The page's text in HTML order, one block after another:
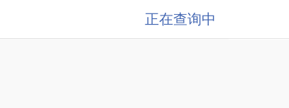
正在查询中